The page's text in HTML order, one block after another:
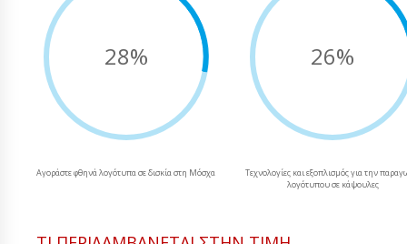
28%
Αγοράστε φθηνά λογότυπα σε δισκία στη Μόσχα
26%
Τεχνολογίες και εξοπλισμός για την
λογότυπου σε κάψουλες